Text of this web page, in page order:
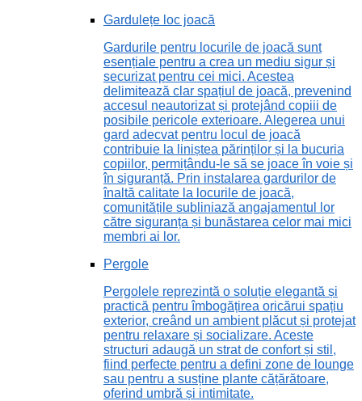
Gardulețe loc joacă
Gardurile pentru locurile de joacă sunt
esențiale pentru a crea un mediu sigur și
securizat pentru cei mici. Acestea
delimitează clar spațiul de joacă, prevenind
accesul neautorizat și protejând copiii de
posibile pericole exterioare. Alegerea unui
gard adecvat pentru locul de joacă
contribuie la liniștea părinților și la bucuria
copiilor, permițându-le să se joace în voie și
în siguranță. Prin instalarea gardurilor de
înaltă calitate la locurile de joacă,
comunitățile subliniază angajamentul lor
către siguranța și bunăstarea celor mai mici
membri ai lor.
Pergole
Pergolele reprezintă o soluție elegantă și
practică pentru îmbogățirea oricărui spațiu
exterior, creând un ambient plăcut și protejat
pentru relaxare și socializare. Aceste
structuri adaugă un strat de confort și stil,
fiind perfecte pentru a defini zone de lounge
sau pentru a susține plante cățărătoare,
oferind umbră și intimitate.